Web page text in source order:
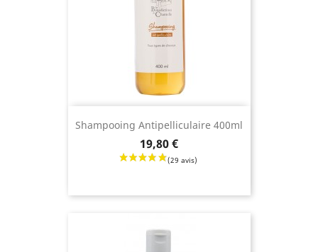
Shampooing Antipelliculaire 400ml
19,80 €